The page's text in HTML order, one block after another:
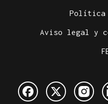
Política
Aviso legal y